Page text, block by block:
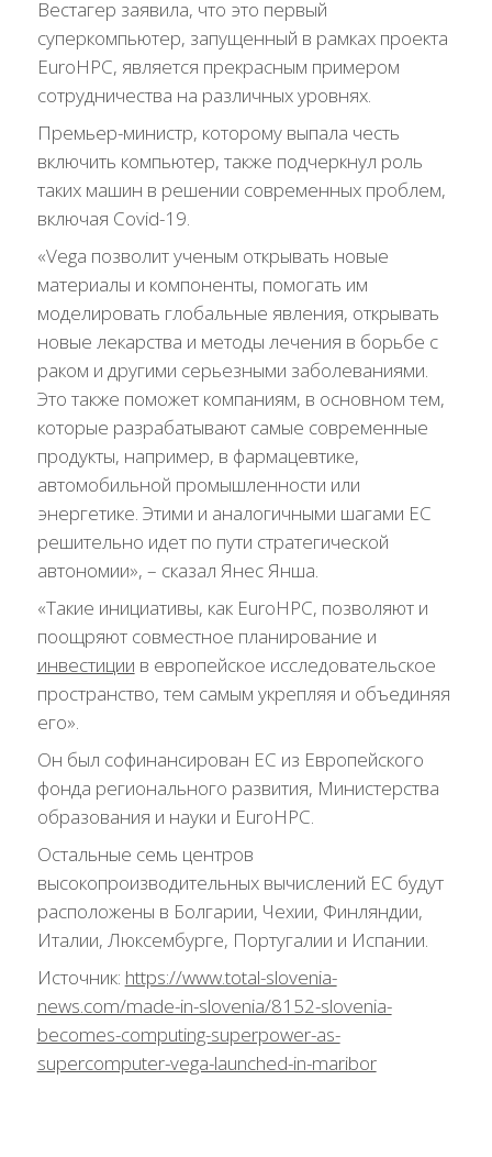
Вестагер заявила, что это первый
суперкомпьютер, запущенный в рамках проекта
EuroHPC, является прекрасным примером
сотрудничества на различных уровнях.
Премьер-министр, которому выпала честь
включить компьютер, также подчеркнул роль
таких машин в решении современных проблем,
включая Covid-19.
«Vega позволит ученым открывать новые
материалы и компоненты, помогать им
моделировать глобальные явления, открывать
новые лекарства и методы лечения в борьбе с
раком и другими серьезными заболеваниями.
Это также поможет компаниям, в основном тем,
которые разрабатывают самые современные
продукты, например, в фармацевтике,
автомобильной промышленности или
энергетике. Этими и аналогичными шагами ЕС
решительно идет по пути стратегической
автономии», – сказал Янес Янша.
«Такие инициативы, как EuroHPC, позволяют и
поощряют совместное планирование и
инвестиции в европейское исследовательское
пространство, тем самым укрепляя и объединяя
его».
Он был софинансирован ЕС из Европейского
фонда регионального развития, Министерства
образования и науки и EuroHPC.
Остальные семь центров
высокопроизводительных вычислений ЕС будут
расположены в Болгарии, Чехии, Финляндии,
Италии, Люксембурге, Португалии и Испании.
Источник: https://www.total-slovenia-
news.com/made-in-slovenia/8152-slovenia-
becomes-computing-superpower-as-
supercomputer-vega-launched-in-maribor